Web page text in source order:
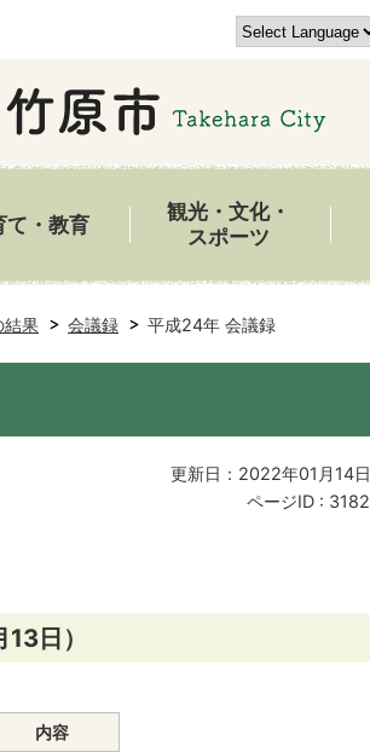
て・教育
観光・文化・
スポーツ
結果 会議録 平成24年 会議録
更新日：2022年01月14日
ページID : 3182
日）
内容